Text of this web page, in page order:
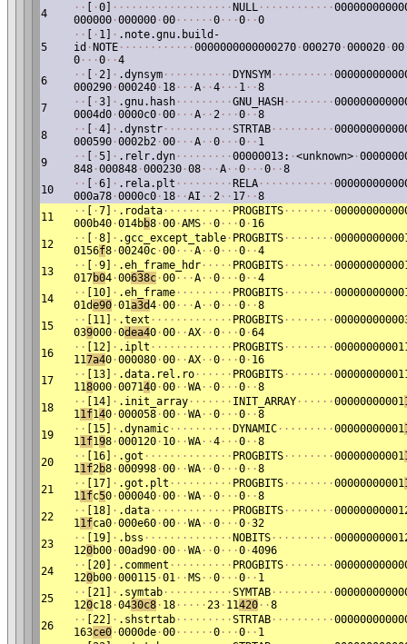
4
· · ·0] · · · · · · · · · · · · · · · · · · · NULL · · · · · · · · · · · ·
000000 ·000000 ·00 · · · · · ·0 · · ·0 · ·0
5
· · · 1] · .note.gnu.build-
id · NOTE · · · · · · · · · · · ·0000000000000270 ·000270 ·000020 ·00
0 · · ·0 · ·4
6
· · ·2] · .dynsym · · · · · · · · · · · DYNSYM · · · · · · · · · ·
000290 ·000240 · 18 · · ·A · ·4 · · · 1 · ·8
7
· · ·3] · .gnu.hash · · · · · · · · ·GNU_HASH · · · · · · · ·
0004d0 ·0000c0 ·00 · · ·A · ·2 · · ·0 · ·8
8
· · ·4] · .dynstr · · · · · · · · · · ·STRTAB · · · · · · · · · ·
000590 ·0002b2 ·00 · · ·A · ·0 · · ·0 · · 1
9
· · ·5] · .relr.dyn · · · · · · · · ·00000013: ·<unknown> ·
848 ·000848 ·000230 ·08 · · ·A · ·0 · · ·0 · ·8
10
· · ·6] · .rela.plt · · · · · · · · · RELA · · · · · · · · · · · ·
000a78 ·0000c0 · 18 · ·AI · ·2 · · 17 · ·8
11
· · ·7] · .rodata · · · · · · · · · · · PROGBITS · · · · · · · ·
000b40 ·014bb8 ·00 ·AMS · ·0 · · ·0 · 16
12
· · ·8] · .gcc_except_table · PROGBITS · · · · · · · ·
0156f8 ·00240c ·00 · · ·A · ·0 · · ·0 · ·4
13
· · ·9] · .eh_frame_hdr · · · · · PROGBITS · · · · · · · ·
017b04 ·00638c ·00 · · ·A · ·0 · · ·0 · ·4
14
· · [10] · .eh_frame · · · · · · · · · PROGBITS · · · · · · · ·
01de90 ·01a3d4 ·00 · · ·A · ·0 · · ·0 · ·8
15
· · [11] · .text · · · · · · · · · · · · · PROGBITS · · · · · · · ·
039000 ·0dea40 ·00 · ·AX · ·0 · · ·0 ·64
16
· · [12] · .iplt · · · · · · · · · · · · · PROGBITS · · · · · · · ·
117a40 ·000080 ·00 · ·AX · ·0 · · ·0 · 16
17
· · [13] · .data.rel.ro · · · · · · PROGBITS · · · · · · · ·
118000 ·007140 ·00 · ·WA · ·0 · · ·0 · ·8
18
· · [14] · .init_array · · · · · · · INIT_ARRAY · · · · · ·00000000001
11f140 ·000058 ·00 · ·WA · ·0 · · ·0 · ·8
19
· · [15] · .dynamic · · · · · · · · · · DYNAMIC · · · · · · · · ·00000000001
11f198 ·000120 · 10 · ·WA · ·4 · · ·0 · ·8
20
· · [16] · .got · · · · · · · · · · · · · · PROGBITS · · · · · · · ·00000000001
11f2b8 ·000998 ·00 · ·WA · ·0 · · ·0 · ·8
21
· · [17] · .got.plt · · · · · · · · · · PROGBITS · · · · · · · ·00000000001
11fc50 ·000040 ·00 · ·WA · ·0 · · ·0 · ·8
22
· · [18] · .data · · · · · · · · · · · · · PROGBITS · · · · · · · ·
11fca0 ·000e60 ·00 · ·WA · ·0 · · ·0 ·32
23
· · [19] · .bss · · · · · · · · · · · · · · NOBITS · · · · · · · · · ·
120b00 ·00ad90 ·00 · ·WA · ·0 · · ·0 ·4096
24
· · [20] · .comment · · · · · · · · · · PROGBITS · · · · · · · ·
120b00 ·000115 ·01 · · MS · ·0 · · ·0 · · 1
25
· · [21] · .symtab · · · · · · · · · · ·SYMTAB · · · · · · · · · ·
120c18 ·0430c8 · 18 · · · · ·23 · 11420 · ·8
26
· · [22] · .shstrtab · · · · · · · · ·STRTAB · · · · · · · · · ·
163ce0 ·0000de ·00 · · · · · ·0 · · ·0 · · 1